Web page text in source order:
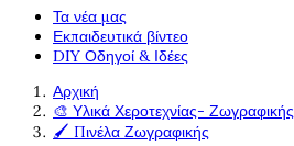
Τα νέα μας
Εκπαιδευτικά βίντεο
DIY Οδηγοί & Ιδέες
Αρχική
🎨 Υλικά Χεροτεχνίας- Ζωγραφικής
🖌️ Πινέλα Ζωγραφικής